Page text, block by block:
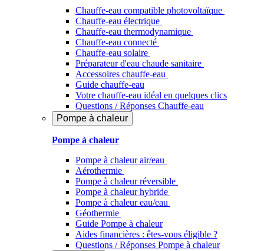
Chauffe-eau compatible photovoltaïque
Chauffe-eau électrique
Chauffe-eau thermodynamique
Chauffe-eau connecté
Chauffe-eau solaire
Préparateur d'eau chaude sanitaire
Accessoires chauffe-eau
Guide chauffe-eau
Votre chauffe-eau idéal en quelques clics
Questions / Réponses Chauffe-eau
Pompe à chaleur
Pompe à chaleur
Pompe à chaleur air/eau
Aérothermie
Pompe à chaleur réversible
Pompe à chaleur hybride
Pompe à chaleur​ eau/eau
Géothermie
Guide Pompe à chaleur
Aides financières : êtes-vous éligible ?
Questions / Réponses Pompe à chaleur